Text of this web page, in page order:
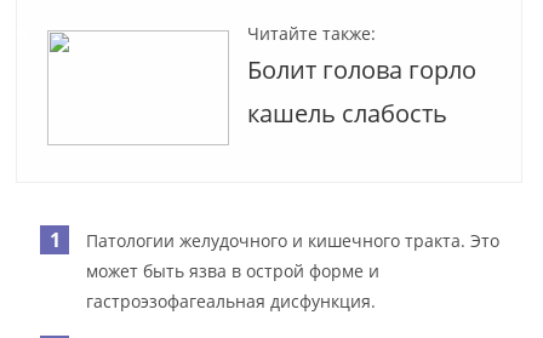
Читайте также:
Болит голова горло
кашель слабость
Патологии желудочного и кишечного тракта. Это
может быть язва в острой форме и
гастроэзофагеальная дисфункция.